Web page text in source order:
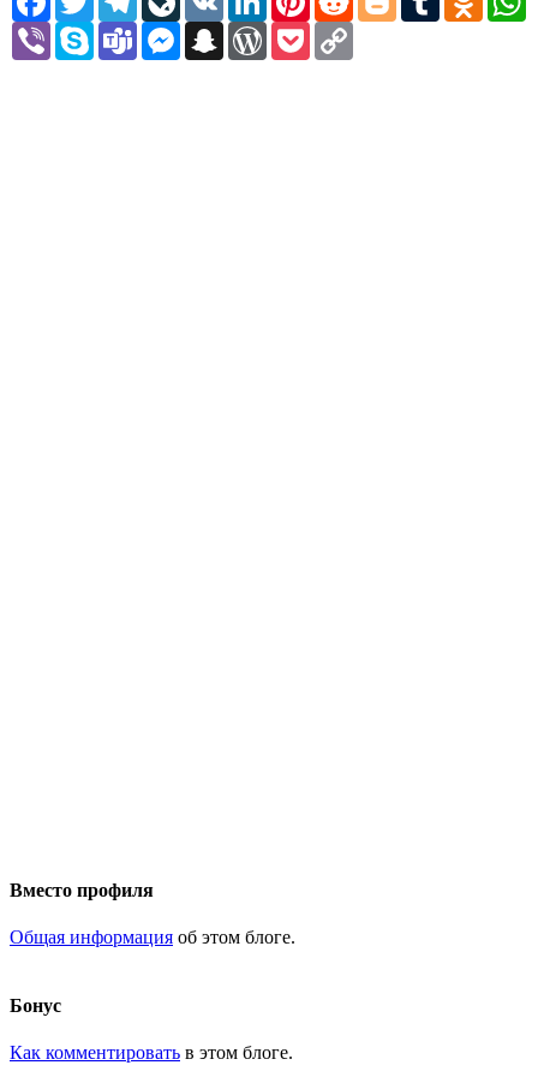
Viber Skype TeamsMessengerSnapchatWordPress
Pocket
Вместо профиля
Общая информация об этом блоге.
Бонус
Как комментировать в этом блоге.